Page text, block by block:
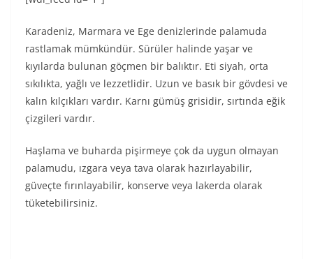
Karadeniz, Marmara ve Ege denizlerinde palamuda
rastlamak mümkündür. Sürüler halinde yaşar ve
kıyılarda bulunan göçmen bir balıktır. Eti siyah, orta
sıkılıkta, yağlı ve lezzetlidir. Uzun ve basık bir gövdesi ve
kalın kılçıkları vardır. Karnı gümüş grisidir, sırtında eğik
çizgileri vardır.
Haşlama ve buharda pişirmeye çok da uygun olmayan
palamudu, ızgara veya tava olarak hazırlayabilir,
güveçte fırınlayabilir, konserve veya lakerda olarak
tüketebilirsiniz.